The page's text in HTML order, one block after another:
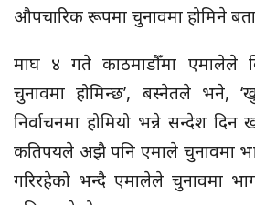
औपचारिक रूपमा चुनावमा होमिने
माघ ४ गते काठमाडौँमा एमालेले
चुनावमा होमिन्छ’, बस्नेतले भने,
निर्वाचनमा होमियो भन्ने सन्देश
कतिपयले अझै पनि एमाले चुनावमा
गरिरहेको भन्दै एमालेले चुनावमा